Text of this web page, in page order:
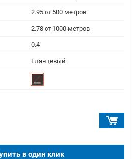
2.95 от 500 метров
2.78 от 1000 метров
0.4
Глянцевый
в один клик